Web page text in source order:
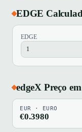
EDGE
EDGE
edgeX Preço
EUR · EURO
€0.3980